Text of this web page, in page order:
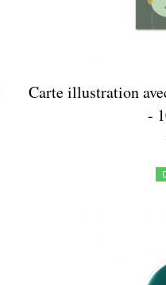
Carte illustration
-